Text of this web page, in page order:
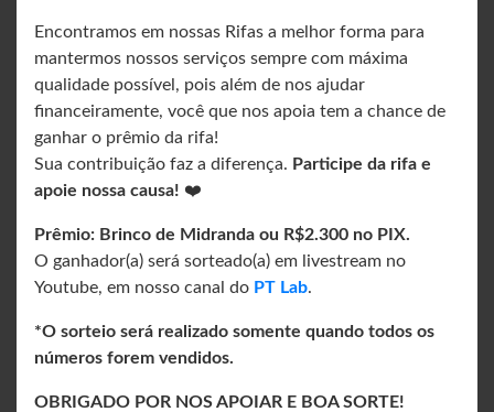
Encontramos em nossas Rifas a melhor forma para
mantermos nossos serviços sempre com máxima
qualidade possível, pois além de nos ajudar
financeiramente, você que nos apoia tem a chance de
ganhar o prêmio da rifa!
Sua contribuição faz a diferença. Participe da rifa e
apoie nossa causa! ❤️
Prêmio: Brinco de Midranda ou R$2.300 no PIX.
O ganhador(a) será sorteado(a) em livestream no
Youtube, em nosso canal do PT Lab.
*O sorteio será realizado somente quando todos os
números forem vendidos.
OBRIGADO POR NOS APOIAR E BOA SORTE!